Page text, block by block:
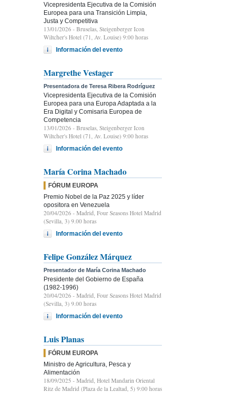
Vicepresidenta Ejecutiva de la Comisión
Europea para una Transición Limpia,
Justa y Competitiva
13/01/2026 - Bruselas, Steigenberger Icon
Wiltcher's Hotel (71, Av. Louise) 9:00 horas
Información del evento
Margrethe Vestager
Presentadora de Teresa Ribera Rodríguez
Vicepresidenta Ejecutiva de la Comisión
Europea para una Europa Adaptada a la
Era Digital y Comisaria Europea de
Competencia
13/01/2026 - Bruselas, Steigenberger Icon
Wiltcher's Hotel (71, Av. Louise) 9:00 horas
Información del evento
María Corina Machado
FÓRUM EUROPA
Premio Nobel de la Paz 2025 y líder
opositora en Venezuela
20/04/2026 - Madrid, Four Seasons Hotel Madrid
(Sevilla, 3) 9.00 horas
Información del evento
Felipe González Márquez
Presentador de María Corina Machado
Presidente del Gobierno de España
(1982-1996)
20/04/2026 - Madrid, Four Seasons Hotel Madrid
(Sevilla, 3) 9.00 horas
Información del evento
Luis Planas
FÓRUM EUROPA
Ministro de Agricultura, Pesca y
Alimentación
18/09/2025 - Madrid, Hotel Mandarin Oriental
Ritz de Madrid (Plaza de la Lealtad, 5) 9:00 horas